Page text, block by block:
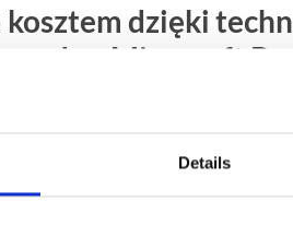
Details
dzięki
z Microsoft
Twojej firmie.